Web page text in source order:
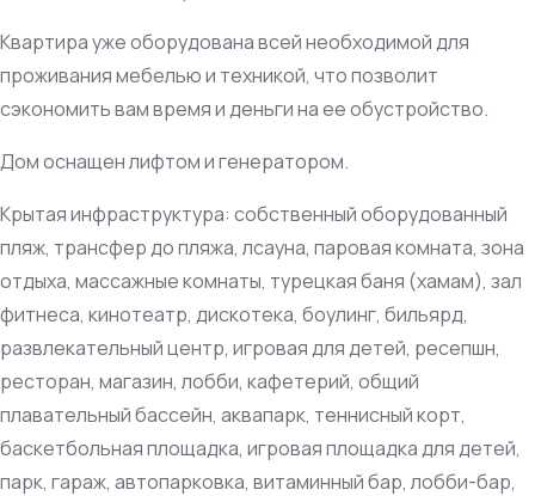
Квартира уже оборудована всей необходимой для
проживания мебелью и техникой, что позволит
сэкономить вам время и деньги на ее обустройство.
Дом оснащен лифтом и генератором.
Крытая инфраструктура: собственный оборудованный
пляж, трансфер до пляжа, лсауна, паровая комната, зона
отдыха, массажные комнаты, турецкая баня (хамам), зал
фитнеса, кинотеатр, дискотека, боулинг, бильярд,
развлекательный центр, игровая для детей, ресепшн,
ресторан, магазин, лобби, кафетерий, общий
плавательный бассейн, аквапарк, теннисный корт,
баскетбольная площадка, игровая площадка для детей,
парк, гараж, автопарковка, витаминный бар, лобби-бар,